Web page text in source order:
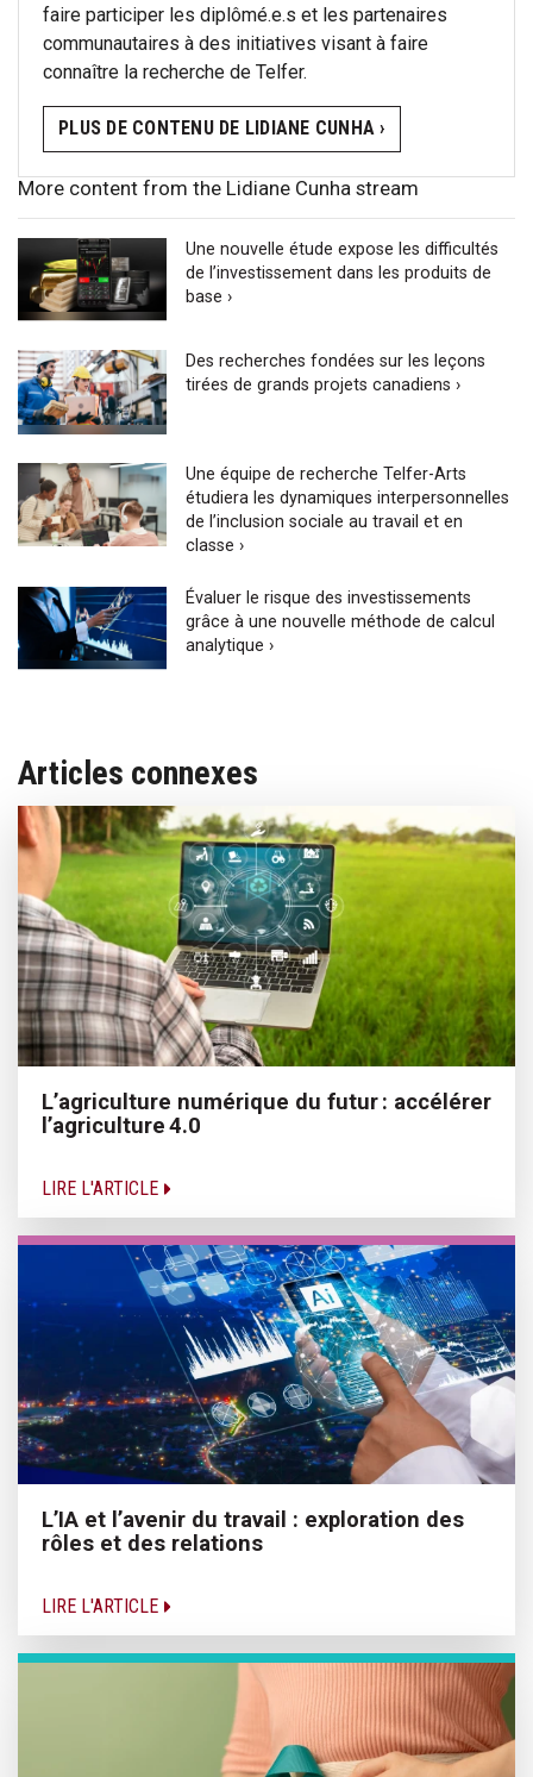
faire participer les diplômé.e.s et les partenaires
communautaires à des initiatives visant à faire
connaître la recherche de Telfer.
PLUS DE CONTENU DE LIDIANE CUNHA ›
More content from the Lidiane Cunha stream
Une nouvelle étude expose les difficultés
de l’investissement dans les produits de
base ›
Des recherches fondées sur les leçons
tirées de grands projets canadiens ›
Une équipe de recherche Telfer-Arts
étudiera les dynamiques interpersonnelles
de l’inclusion sociale au travail et en
classe ›
Évaluer le risque des investissements
grâce à une nouvelle méthode de calcul
analytique ›
Articles connexes
L’agriculture numérique du futur : accélérer
l’agriculture 4.0
LIRE L'ARTICLE
L’IA et l’avenir du travail : exploration des
rôles et des relations
LIRE L'ARTICLE